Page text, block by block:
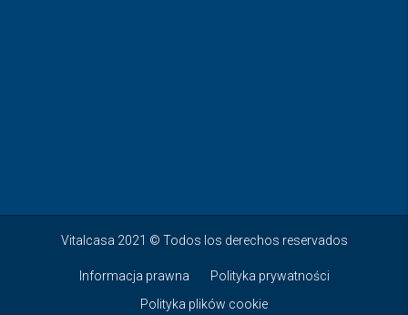
Vitalcasa 2021 © Todos los derechos reservados
Informacja prawna
Polityka prywatności
Polityka plików cookie